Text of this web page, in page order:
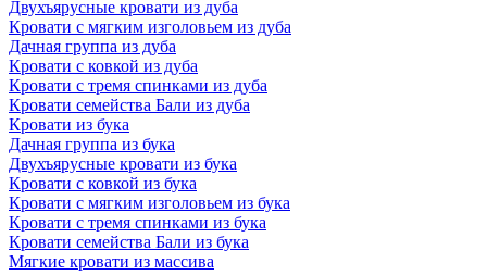
Двухъярусные кровати из дуба
Кровати с мягким изголовьем из дуба
Дачная группа из дуба
Кровати с ковкой из дуба
Кровати с тремя спинками из дуба
Кровати семейства Бали из дуба
Кровати из бука
Дачная группа из бука
Двухъярусные кровати из бука
Кровати с ковкой из бука
Кровати с мягким изголовьем из бука
Кровати с тремя спинками из бука
Кровати семейства Бали из бука
Мягкие кровати из массива